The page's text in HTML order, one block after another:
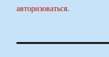
авторизоваться.